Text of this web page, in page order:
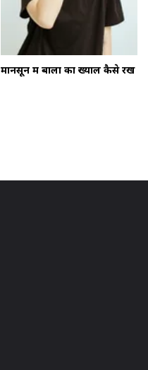
मानसून में बालों का ख्याल कैसे रखें